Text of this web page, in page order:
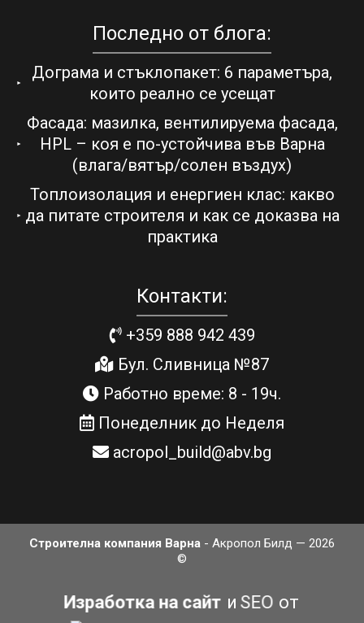
Последно от блога:
Дограма и стъклопакет: 6 параметъра,
които реално се усещат
Фасада: мазилка, вентилируема фасада,
HPL – коя е по-устойчива във Варна
(влага/вятър/солен въздух)
Топлоизолация и енергиен клас: какво
да питате строителя и как се доказва на
практика
Контакти:
+359 888 942 439
Бул. Сливница №87
Работно време: 8 - 19ч.
Понеделник до Неделя
acropol_build@abv.bg
Строителна компания Варна - Акропол Билд — 2026
©
Изработка на сайт иSEO от